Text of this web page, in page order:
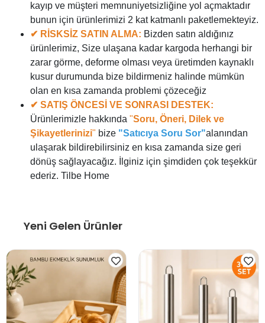
kayıp ve müşteri memnuniyetsizliğine yol açmaktadır
bunun için ürünlerimizi 2 kat katmanlı paketlemekteyiz.
✔ RİSKSİZ SATIN ALMA: Bizden satın aldığınız
ürünlerimiz, Size ulaşana kadar kargoda herhangi bir
zarar görme, deforme olması veya üretimden kaynaklı
kusur durumunda bize bildirmeniz halinde mümkün
olan en kısa zamanda problemi çözeceğiz
✔ SATIŞ ÖNCESİ VE SONRASI DESTEK:
Ürünlerimizle hakkında "Soru, Öneri, Dilek ve
Şikayetlerinizi" bize "Satıcıya Soru Sor"alanından
ulaşarak bildirebilirsiniz en kısa zamanda size geri
dönüş sağlayacağız. İlginiz için şimdiden çok teşekkür
ederiz. Tilbe Home
Yeni Gelen Ürünler